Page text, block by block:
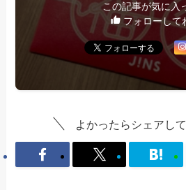
この記事が気に入
フォローして
よかったらシェアし